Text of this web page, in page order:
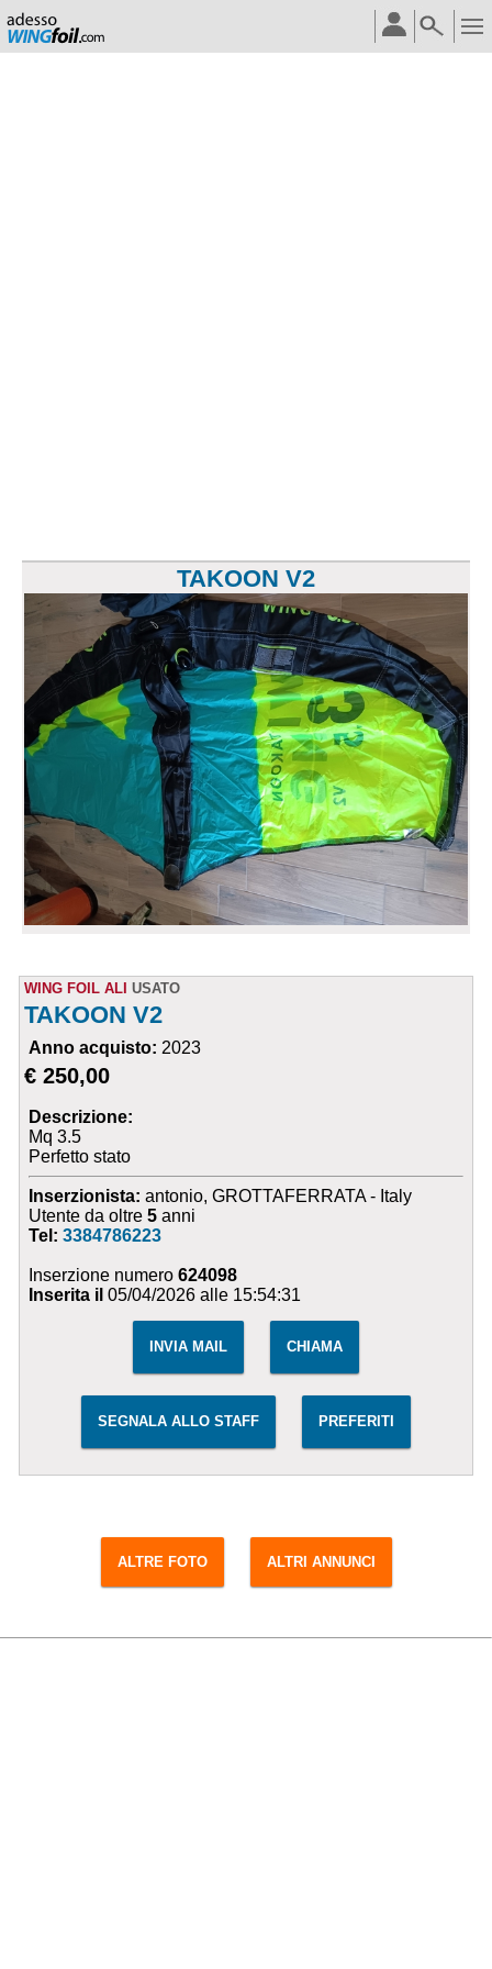
TAKOON V2
WING FOIL ALI USATO
TAKOON V2
Anno acquisto: 2023
€ 250,00
Descrizione:
Mq 3.5
Perfetto stato
Inserzionista: antonio, GROTTAFERRATA - Italy
Utente da oltre5 anni
Tel:3384786223
Inserzione numero624098
Inserita il 05/04/2026 alle 15:54:31
INVIA MAIL CHIAMA
SEGNALA ALLO STAFF PREFERITI
ALTRE FOTO ALTRI ANNUNCI